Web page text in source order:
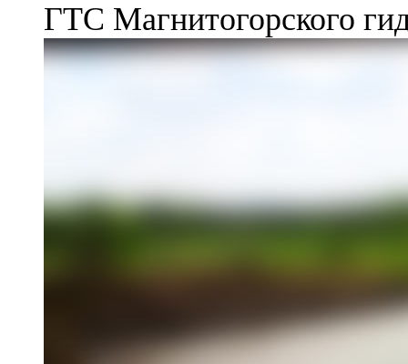
ГТС Магнитогорского